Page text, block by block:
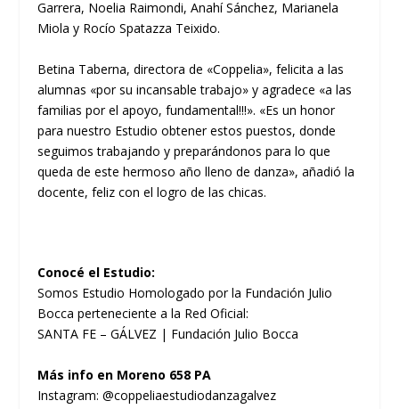
Garrera, Noelia Raimondi, Anahí Sánchez, Marianela
Miola y Rocío Spatazza Teixido.
Betina Taberna, directora de «Coppelia», felicita a las
alumnas «por su incansable trabajo» y agradece «a las
familias por el apoyo, fundamental!!!». «Es un honor
para nuestro Estudio obtener estos puestos, donde
seguimos trabajando y preparándonos para lo que
queda de este hermoso año lleno de danza», añadió la
docente, feliz con el logro de las chicas.
Conocé el Estudio:
Somos Estudio Homologado por la Fundación Julio
Bocca perteneciente a la Red Oficial:
SANTA FE – GÁLVEZ | Fundación Julio Bocca
Más info en Moreno 658 PA
Instagram: @coppeliaestudiodanzagalvez